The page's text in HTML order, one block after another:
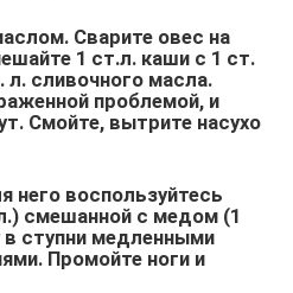
Сварите овес на
1 ст.л. каши с 1 ст.
л. сливочного масла.
проблемой, и
Смойте, вытрите насухо
него воспользуйтесь
смешанной с медом (1
в ступни медленными
Промойте ноги и